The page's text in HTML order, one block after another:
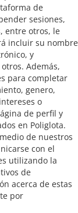
de
sesiones,
entre otros, le
incluir su nombre
y
Además,
para completar
genero,
o
de perfil y
en Poliglota.
de nuestros
con el
utilizando la
de
acerca de estas
por